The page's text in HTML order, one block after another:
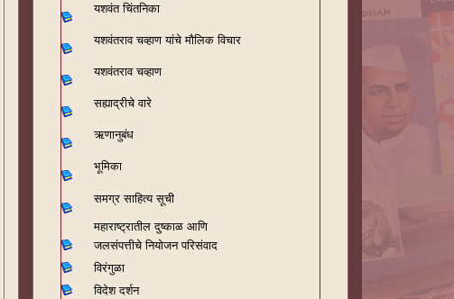
यशवंत चिंतनिका
यशवंतराव चव्हाण यांचे मौलिक विचार
यशवंतराव चव्हाण
सह्याद्रीचे वारे
ऋणानुबंध
भूमिका
समग्र साहित्य सूची
महाराष्ट्रातील दुष्काळ आणि
जलसंपत्तीचे नियोजन परिसंवाद
विरंगुळा
विदेश दर्शन